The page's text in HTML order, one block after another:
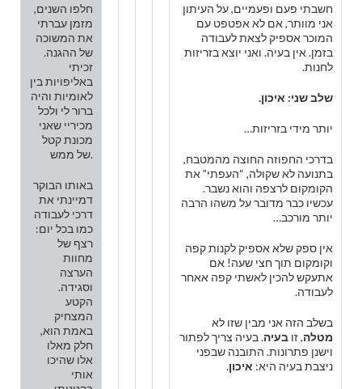
חלפו השנים,
מזמן עברתי
את המשוכה
של ההגנה.
זכיתי
באליפויות בין
לאומיות והיה
ברור לי ולכל
מכיריי שאני
מכונת קטל
של ממש.
באותו הבוקר
דמיינתי את
דרכי לעבודה
כמו בכל יום:
רצף של
מחוות
הערצה
וסגידה.
הקטע
המצחיק
באמת הוא,
חלק מאלו
אלו שהיכו
אותי
חשבתי פעם ופעמיים, על העיתון
אני מוותר, אם לא אפטפט עם
המוכר אספיק לצאת לעבודה
בזמן. אין בעיה. ואני יוצא בזריזות
לחנות.
שלב שני: איכון.
יותר מידי בזריזות…
בדרכי החפוזה החוצה מהמטבח,
בתנועה לא שקולה, “העפתי” את
הקומקום לרצפה והוא נשבר.
עכשיו כבר מדובר על משהו הרבה
יותר מורכב…
אין ספק שלא אספיק לקנות קפה
וקומקום תוך חצי שעה! אם
אתעקש להכין לאשתי קפה אאחר
לעבודה.
בשלב הזה אני מבין שזו לא
מטלה, זו בעיה. בעיה צריך לפתור
וישנן פתרונות. התובנה שבפני
ניצבת בעיה היא: איכון.